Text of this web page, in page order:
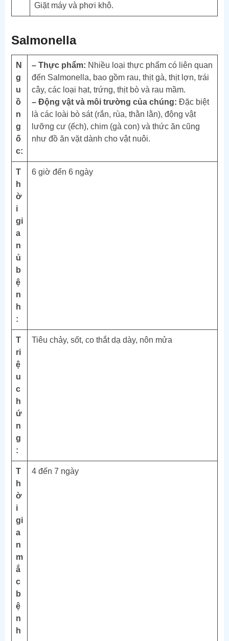
Giặt máy và phơi khô.
Salmonella
N
g
u
ồ
n
g
ố
c:
– Thực phẩm: Nhiều loại thực phẩm có liên quan
đến Salmonella, bao gồm rau, thịt gà, thịt lợn, trái
cây, các loại hạt, trứng, thịt bò và rau mầm.
– Động vật và môi trường của chúng: Đặc biệt
là các loài bò sát (rắn, rùa, thằn lằn), động vật
lưỡng cư (ếch), chim (gà con) và thức ăn cũng
như đồ ăn vặt dành cho vật nuôi.
T
h
ờ
i
gi
a
n
ủ
b
ệ
n
h
:
6 giờ đến 6 ngày
T
ri
ệ
u
c
h
ứ
n
g
:
Tiêu chảy, sốt, co thắt dạ dày, nôn mửa
T
h
ờ
i
gi
a
n
m
ắ
c
b
ệ
n
h
4 đến 7 ngày